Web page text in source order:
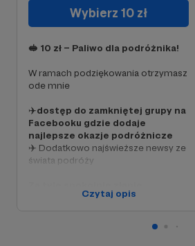
Wybierz 10 zł
🥪 10 zł – Paliwo dla podróżnika!
W ramach podziękowania otrzymasz
ode mnie
✈️dostęp do zamkniętej grupy na
Facebooku gdzie dodaje
najlepsze okazje podróżnicze
✈️ Dodatkowo najświeższe newsy ze
świata podróży
przekąskę na trasie– croissant we
kebaba w Turcji (no dobra, połowę
Czytaj opis